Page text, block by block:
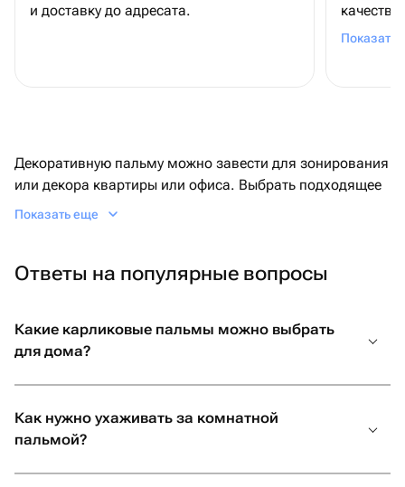
и доставку до адресата.
качество ягод
выше
Показать
Декоративную пальму можно завести для зонирования
или декора квартиры или офиса. Выбрать подходящее
растение удобно на сайте Флаувау. Если нужна пальма,
Основные причины купить пальму в
Это эффектное декоративное растение пользуется
огромным успехом у дизайнеров. Комфортное
зонирование пространства, игра света и тени, яркая
Купить такое растение несложно, на уход не нужно
тратить много ресурсов.
Вот наиболее частые причины, которые побуждают
Показать еще
Ответы на популярные вопросы
Какие карликовые пальмы можно выбрать
для дома?
Как нужно ухаживать за комнатной
пальмой?